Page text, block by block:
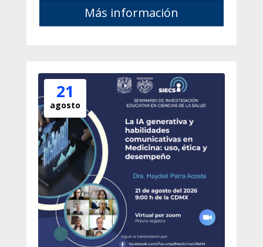
Más información
21
agosto